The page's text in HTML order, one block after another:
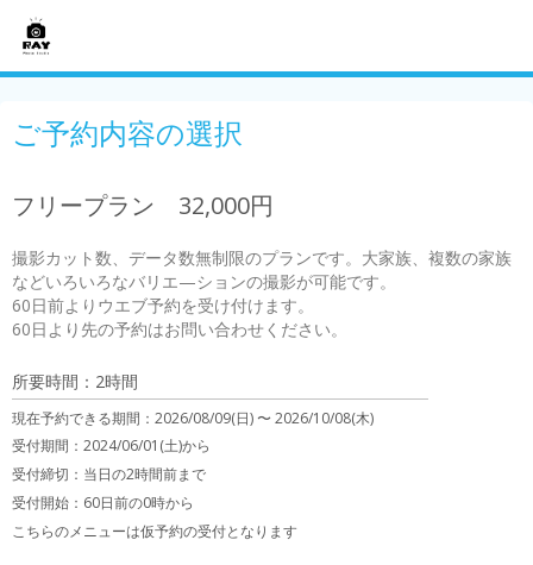
ご予約内容の選択
フリープラン 32,000円
撮影カット数、データ数無制限のプランです。大家族、複数の家族
などいろいろなバリエ—ションの撮影が可能です。
60日前よりウエブ予約を受け付けます。
60日より先の予約はお問い合わせください。
所要時間：2時間
現在予約できる期間： 2026/08/09(日) 〜2026/10/08(木)
受付期間：2024/06/01(土)から
受付締切： 当日の2時間前まで
受付開始： 60日前の0時から
こちらのメニューは仮予約の受付となります